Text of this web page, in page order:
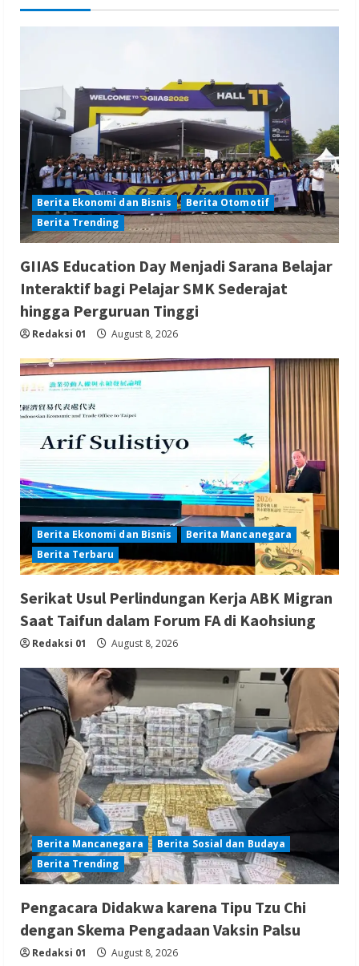
Berita Ekonomi dan Bisnis
Berita Otomotif
Berita Trending
GIIAS Education Day Menjadi Sarana Belajar
Interaktif bagi Pelajar SMK Sederajat
hingga Perguruan Tinggi
Redaksi 01 August 8, 2026
Berita Ekonomi dan Bisnis
Berita Mancanegara
Berita Terbaru
Serikat Usul Perlindungan Kerja ABK Migran
Saat Taifun dalam Forum FA di Kaohsiung
Redaksi 01 August 8, 2026
Berita Mancanegara
Berita Sosial dan Budaya
Berita Trending
Pengacara Didakwa karena Tipu Tzu Chi
dengan Skema Pengadaan Vaksin Palsu
Redaksi 01 August 8, 2026